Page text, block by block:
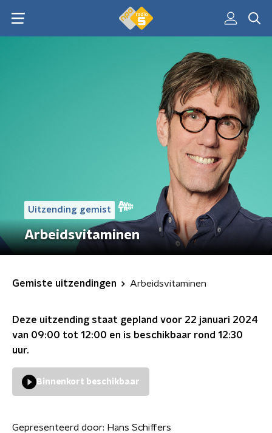
Uitzending gemist
Arbeidsvitaminen
Gemiste uitzendingen Arbeidsvitaminen
Deze uitzending staat gepland voor 22 januari 2024
van 09:00 tot 12:00 en is beschikbaar rond 12:30
uur.
Binnenkort beschikbaar
Gepresenteerd door: Hans Schiffers